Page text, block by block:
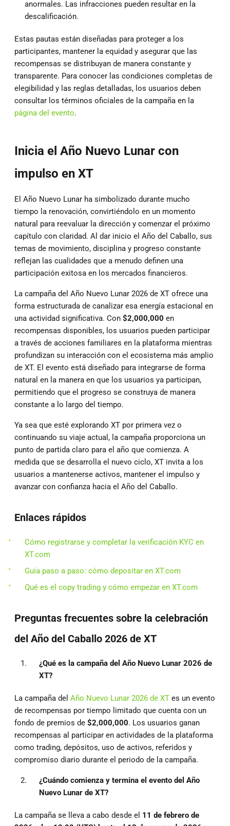
anormales. Las infracciones pueden resultar en la
descalificación.
Estas pautas están diseñadas para proteger a los
participantes, mantener la equidad y asegurar que las
recompensas se distribuyan de manera constante y
transparente. Para conocer las condiciones completas de
elegibilidad y las reglas detalladas, los usuarios deben
consultar los términos oficiales de la campaña en la
página del evento.
Inicia el Año Nuevo Lunar con
impulso en XT
El Año Nuevo Lunar ha simbolizado durante mucho
tiempo la renovación, convirtiéndolo en un momento
natural para reevaluar la dirección y comenzar el próximo
capítulo con claridad. Al dar inicio el Año del Caballo, sus
temas de movimiento, disciplina y progreso constante
reflejan las cualidades que a menudo definen una
participación exitosa en los mercados financieros.
La campaña del Año Nuevo Lunar 2026 de XT ofrece una
forma estructurada de canalizar esa energía estacional en
una actividad significativa. Con $2,000,000 en
recompensas disponibles, los usuarios pueden participar
a través de acciones familiares en la plataforma mientras
profundizan su interacción con el ecosistema más amplio
de XT. El evento está diseñado para integrarse de forma
natural en la manera en que los usuarios ya participan,
permitiendo que el progreso se construya de manera
constante a lo largo del tiempo.
Ya sea que esté explorando XT por primera vez o
continuando su viaje actual, la campaña proporciona un
punto de partida claro para el año que comienza. A
medida que se desarrolla el nuevo ciclo, XT invita a los
usuarios a mantenerse activos, mantener el impulso y
avanzar con confianza hacia el Año del Caballo.
Enlaces rápidos
Cómo registrarse y completar la verificación KYC en
XT.com
Guía paso a paso: cómo depositar en XT.com
Qué es el copy trading y cómo empezar en XT.com
Preguntas frecuentes sobre la celebración
del Año del Caballo 2026 de XT
¿Qué es la campaña del Año Nuevo Lunar 2026 de
XT?
La campaña del Año Nuevo Lunar 2026 de XT es un evento
de recompensas por tiempo limitado que cuenta con un
fondo de premios de $2,000,000. Los usuarios ganan
recompensas al participar en actividades de la plataforma
como trading, depósitos, uso de activos, referidos y
compromiso diario durante el periodo de la campaña.
¿Cuándo comienza y termina el evento del Año
Nuevo Lunar de XT?
La campaña se lleva a cabo desde el 11 de febrero de